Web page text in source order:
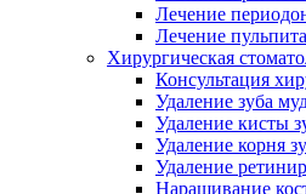
Лечение
Лечение пульпита
Хирургическая
Консультация
Удаление зуба
Удаление кисты
Удаление корня
Удаление
Наращивание